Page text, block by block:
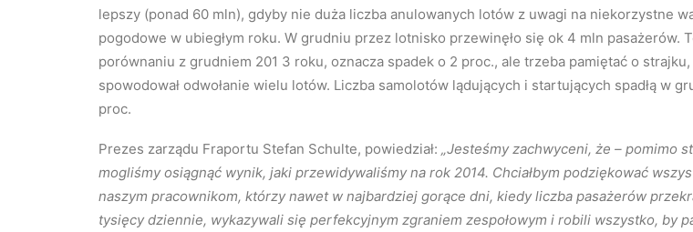
lepszy (ponad 60 mln), gdyby nie duża liczba anulowanych lotów z uwagi na niekorzystne
pogodowe w ubiegłym roku. W grudniu przez lotnisko przewinęło się ok 4 mln pasażerów.
porównaniu z grudniem 201 3 roku, oznacza spadek o 2 proc., ale trzeba pamiętać o
spowodował odwołanie wielu lotów. Liczba samolotów lądujących i startujących spadłą w
proc.
Prezes zarządu Fraportu Stefan Schulte, powiedział: „Jesteśmy zachwyceni, że – pomimo
mogliśmy osiągnąć wynik, jaki przewidywaliśmy na rok 2014. Chciałbym podziękować
naszym pracownikom, którzy nawet w najbardziej gorące dni, kiedy liczba pasażerów
tysięcy dziennie, wykazywali się perfekcyjnym zgraniem zespołowym i robili wszystko, by